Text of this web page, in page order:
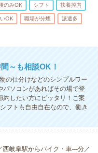
のみOK シフト 扶養控内
OK 職場が分煙 派遣多
～も相談OK！
の仕分けなどのシンプルワー
パソコンがあればその場で登
約したい方にピッタリ！ご案
フトも自由自在なので、働き
岐阜駅からバイク・車---分／